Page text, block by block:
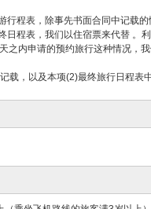
程表，除事先书面合同中记载的
程表，我们以住宿票来代替 。
之内申请的预约旅行这种情况，
载，以及本项(2)最终旅行日程表中